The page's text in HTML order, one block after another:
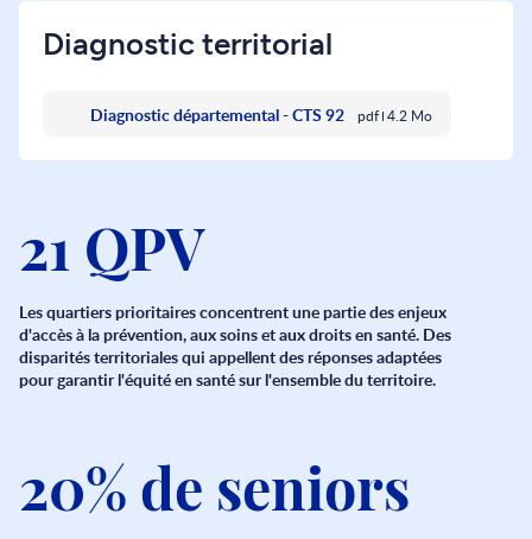
Diagnostic territorial
Diagnostic départemental - CTS 92 pdf 4.2 Mo
21 QPV
Les quartiers prioritaires concentrent une partie des enjeux
d'accès à la prévention, aux soins et aux droits en santé. Des
disparités territoriales qui appellent des réponses adaptées
pour garantir l'équité en santé sur l'ensemble du territoire.
20% de seniors